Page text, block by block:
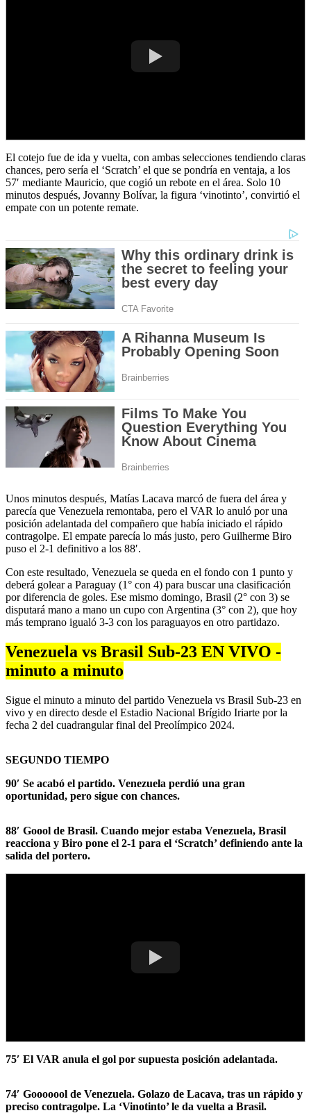
El cotejo fue de ida y vuelta, con ambas selecciones tendiendo claras
chances, pero sería el ‘Scratch’ el que se pondría en ventaja, a los
57′ mediante Mauricio, que cogió un rebote en el área. Solo 10
minutos después, Jovanny Bolívar, la figura ‘vinotinto’, convirtió el
empate con un potente remate.
Unos minutos después, Matías Lacava marcó de fuera del área y
parecía que Venezuela remontaba, pero el VAR lo anuló por una
posición adelantada del compañero que había iniciado el rápido
contragolpe. El empate parecía lo más justo, pero Guilherme Biro
puso el 2-1 definitivo a los 88′.
Con este resultado, Venezuela se queda en el fondo con 1 punto y
deberá golear a Paraguay (1° con 4) para buscar una clasificación
por diferencia de goles. Ese mismo domingo, Brasil (2° con 3) se
disputará mano a mano un cupo con Argentina (3° con 2), que hoy
más temprano igualó 3-3 con los paraguayos en otro partidazo.
Venezuela vs Brasil Sub-23 EN VIVO -
minuto a minuto
Sigue el minuto a minuto del partido Venezuela vs Brasil Sub-23 en
vivo y en directo desde el Estadio Nacional Brígido Iriarte por la
fecha 2 del cuadrangular final del Preolímpico 2024.
SEGUNDO TIEMPO
90′ Se acabó el partido. Venezuela perdió una gran
oportunidad, pero sigue con chances.
88′ Goool de Brasil. Cuando mejor estaba Venezuela, Brasil
reacciona y Biro pone el 2-1 para el ‘Scratch’ definiendo ante la
salida del portero.
75′ El VAR anula el gol por supuesta posición adelantada.
74′ Gooooool de Venezuela. Golazo de Lacava, tras un rápido y
preciso contragolpe. La ‘Vinotinto’ le da vuelta a Brasil.